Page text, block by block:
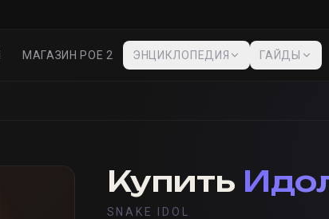
МАГАЗИН POE 2 ЭНЦИКЛОПЕДИЯ ГАЙДЫ
Купить
SNAKE IDOL